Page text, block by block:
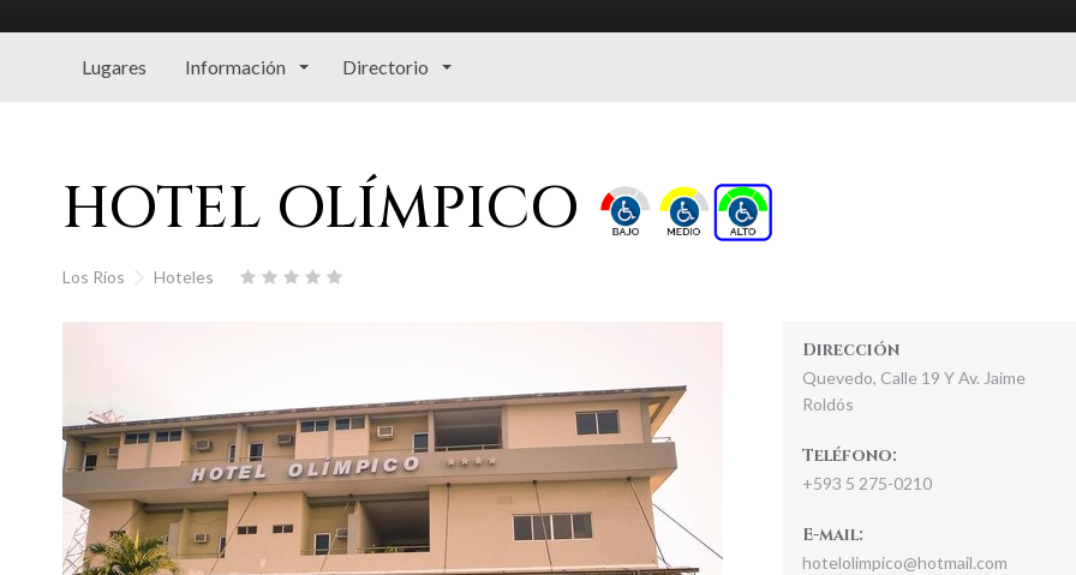
Lugares Información Directorio
HOTEL OLÍMPICO
Los Ríos Hoteles
Dirección
Quevedo, Calle 19 Y Av. Jaime
Roldós
Teléfono:
+593 5 275-0210
E-mail:
hotelolimpico@hotmail.com